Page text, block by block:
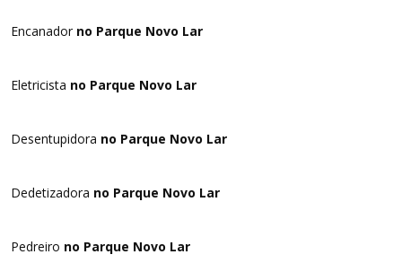
Encanador no Parque Novo Lar
Eletricista no Parque Novo Lar
Desentupidora no Parque Novo Lar
Dedetizadora no Parque Novo Lar
Pedreiro no Parque Novo Lar